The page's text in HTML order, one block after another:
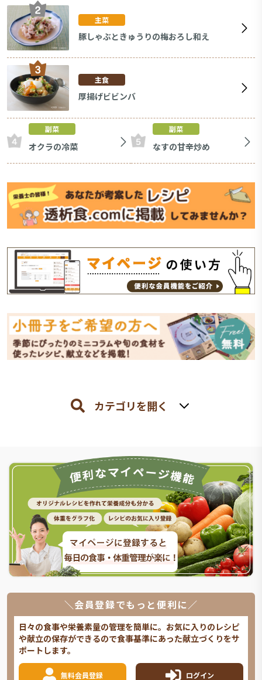
主菜
豚しゃぶときゅうりの梅おろし和え
主食
厚揚げビビンバ
副菜
オクラの冷菜
副菜
なすの甘辛炒め
カテゴリを開く
＼会員登録でもっと便利に／
日々の食事や栄養素量の管理を簡単に。お気に入りのレシピ
や献立の保存ができるので食事基準にあった献立づくりをサ
ポートします。
無料会員登録 ログイン